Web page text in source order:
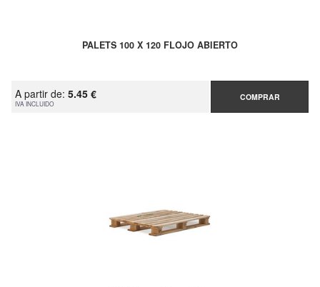
PALETS 100 X 120 FLOJO ABIERTO
A partir de: 5.45 €
IVA INCLUIDO
COMPRAR